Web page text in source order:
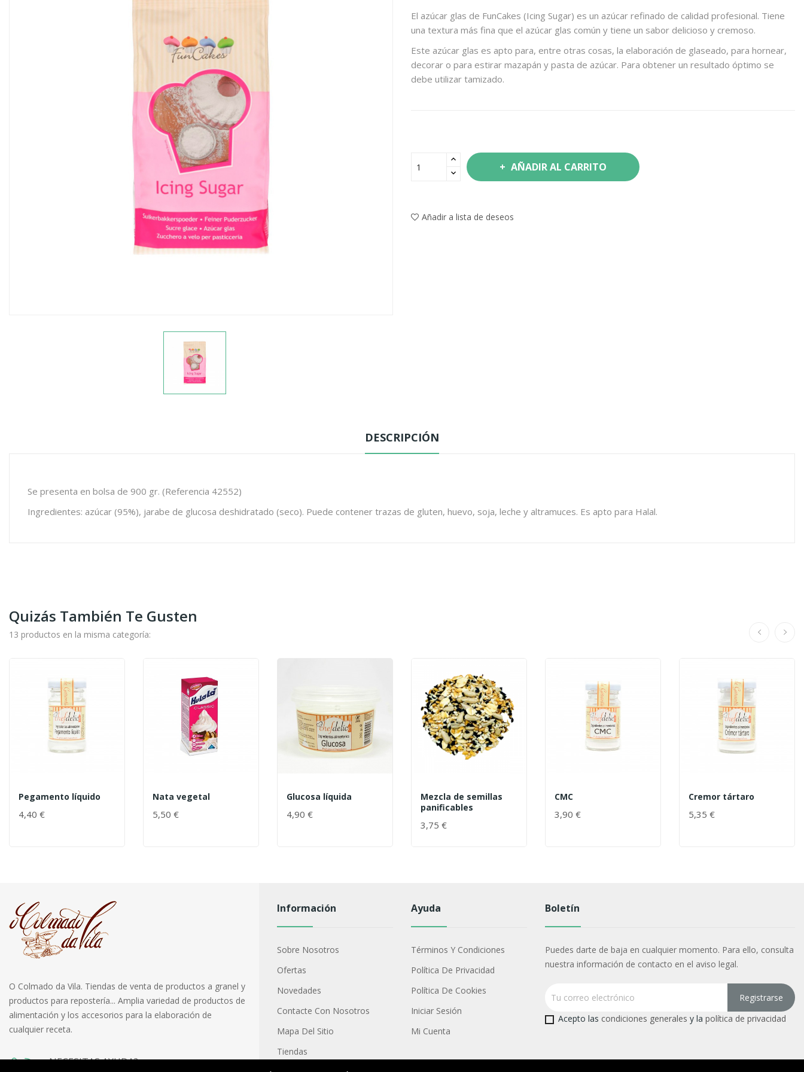
El azúcar glas de FunCakes (Icing Sugar) es un azúcar refinado de calidad profesional. Tiene
una textura más fina que el azúcar glas común y tiene un sabor delicioso y cremoso.
Este azúcar glas es apto para, entre otras cosas, la elaboración de glaseado, para hornear,
decorar o para estirar mazapán y pasta de azúcar. Para obtener un resultado óptimo se
debe utilizar tamizado.
AÑADIR AL CARRITO
Añadir a lista de deseos
DESCRIPCIÓN
Se presenta en bolsa de 900 gr. (Referencia 42552)
Ingredientes: azúcar (95%), jarabe de glucosa deshidratado (seco). Puede contener trazas de gluten, huevo, soja, leche y altramuces. Es apto para Halal.
Quizás También Te Gusten
13 productos en la misma categoría:
Pegamento líquido
4,40 €
Nata vegetal
5,50 €
Glucosa líquida
4,90 €
Mezcla de semillas
panificables
3,75 €
CMC
3,90 €
Cremor tártaro
5,35 €
O Colmado da Vila. Tiendas de venta de productos a granel y
productos para repostería... Amplia variedad de productos de
alimentación y los accesorios para la elaboración de
cualquier receta.
¿NECESITAS AYUDA?
Información
Sobre Nosotros
Ofertas
Novedades
Contacte Con Nosotros
Mapa Del Sitio
Tiendas
Ayuda
Términos Y Condiciones
Política De Privacidad
Política De Cookies
Iniciar Sesión
Mi Cuenta
Boletín
Puedes darte de baja en cualquier momento. Para ello, consulta
nuestra información de contacto en el aviso legal.
Acepto las condiciones generales y la política de privacidad